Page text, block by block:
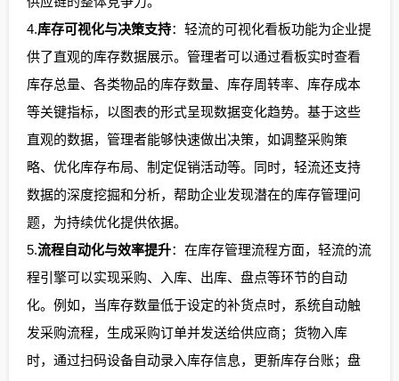
4.库存可视化与决策支持：轻流的可视化看板功能为企业提
供了直观的库存数据展示。管理者可以通过看板实时查看
库存总量、各类物品的库存数量、库存周转率、库存成本
等关键指标，以图表的形式呈现数据变化趋势。基于这些
直观的数据，管理者能够快速做出决策，如调整采购策
略、优化库存布局、制定促销活动等。同时，轻流还支持
数据的深度挖掘和分析，帮助企业发现潜在的库存管理问
题，为持续优化提供依据。
5.流程自动化与效率提升：在库存管理流程方面，轻流的流
程引擎可以实现采购、入库、出库、盘点等环节的自动
化。例如，当库存数量低于设定的补货点时，系统自动触
发采购流程，生成采购订单并发送给供应商；货物入库
时，通过扫码设备自动录入库存信息，更新库存台账；盘